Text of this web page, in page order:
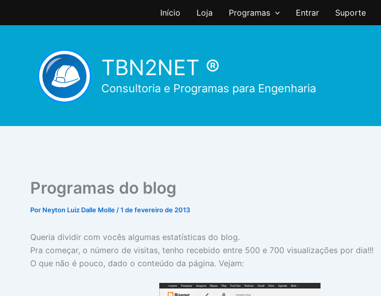
Início Loja Programas Entrar Suporte
TBN2NET ®
Consultoria e Programas para Engenharia
Programas do blog
Por Neyton Luiz Dalle Molle /1 de fevereiro de 2013
Queria dividir com vocês algumas estatísticas do blog.
Pra começar, o número de visitas, tenho recebido entre 500 e 700 visualizações por dia!!!
O que não é pouco, dado o conteúdo da página. Vejam: